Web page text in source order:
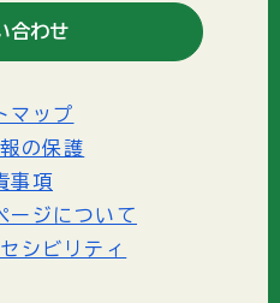
合わせ
マップ
の保護
事項
ージについて
シビリティ